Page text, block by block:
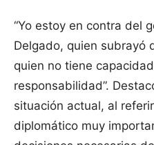
“Yo estoy en contra del
Delgado, quien subrayó
quien no tiene
responsabilidad”.
situación actual, al
diplomático muy